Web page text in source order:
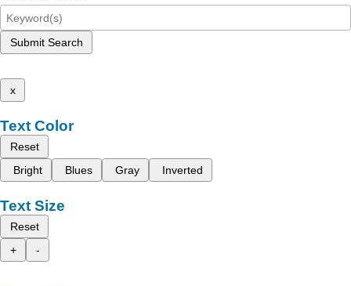
Submit Search
x
Text Color
Reset
Bright
Blues Gray Inverted
Text Size
Reset
+
-